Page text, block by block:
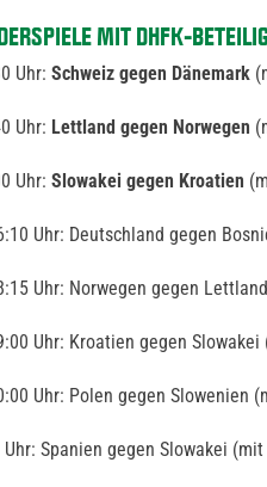
MIT DHFK-
Uhr: Schweiz gegen Dänemark
Uhr: Lettland gegen Norwegen
Uhr: Slowakei gegen Kroatien
Uhr: Deutschland gegen
Uhr: Norwegen gegen
Uhr: Kroatien gegen
Uhr: Polen gegen Slowenien
Spanien gegen Slowakei